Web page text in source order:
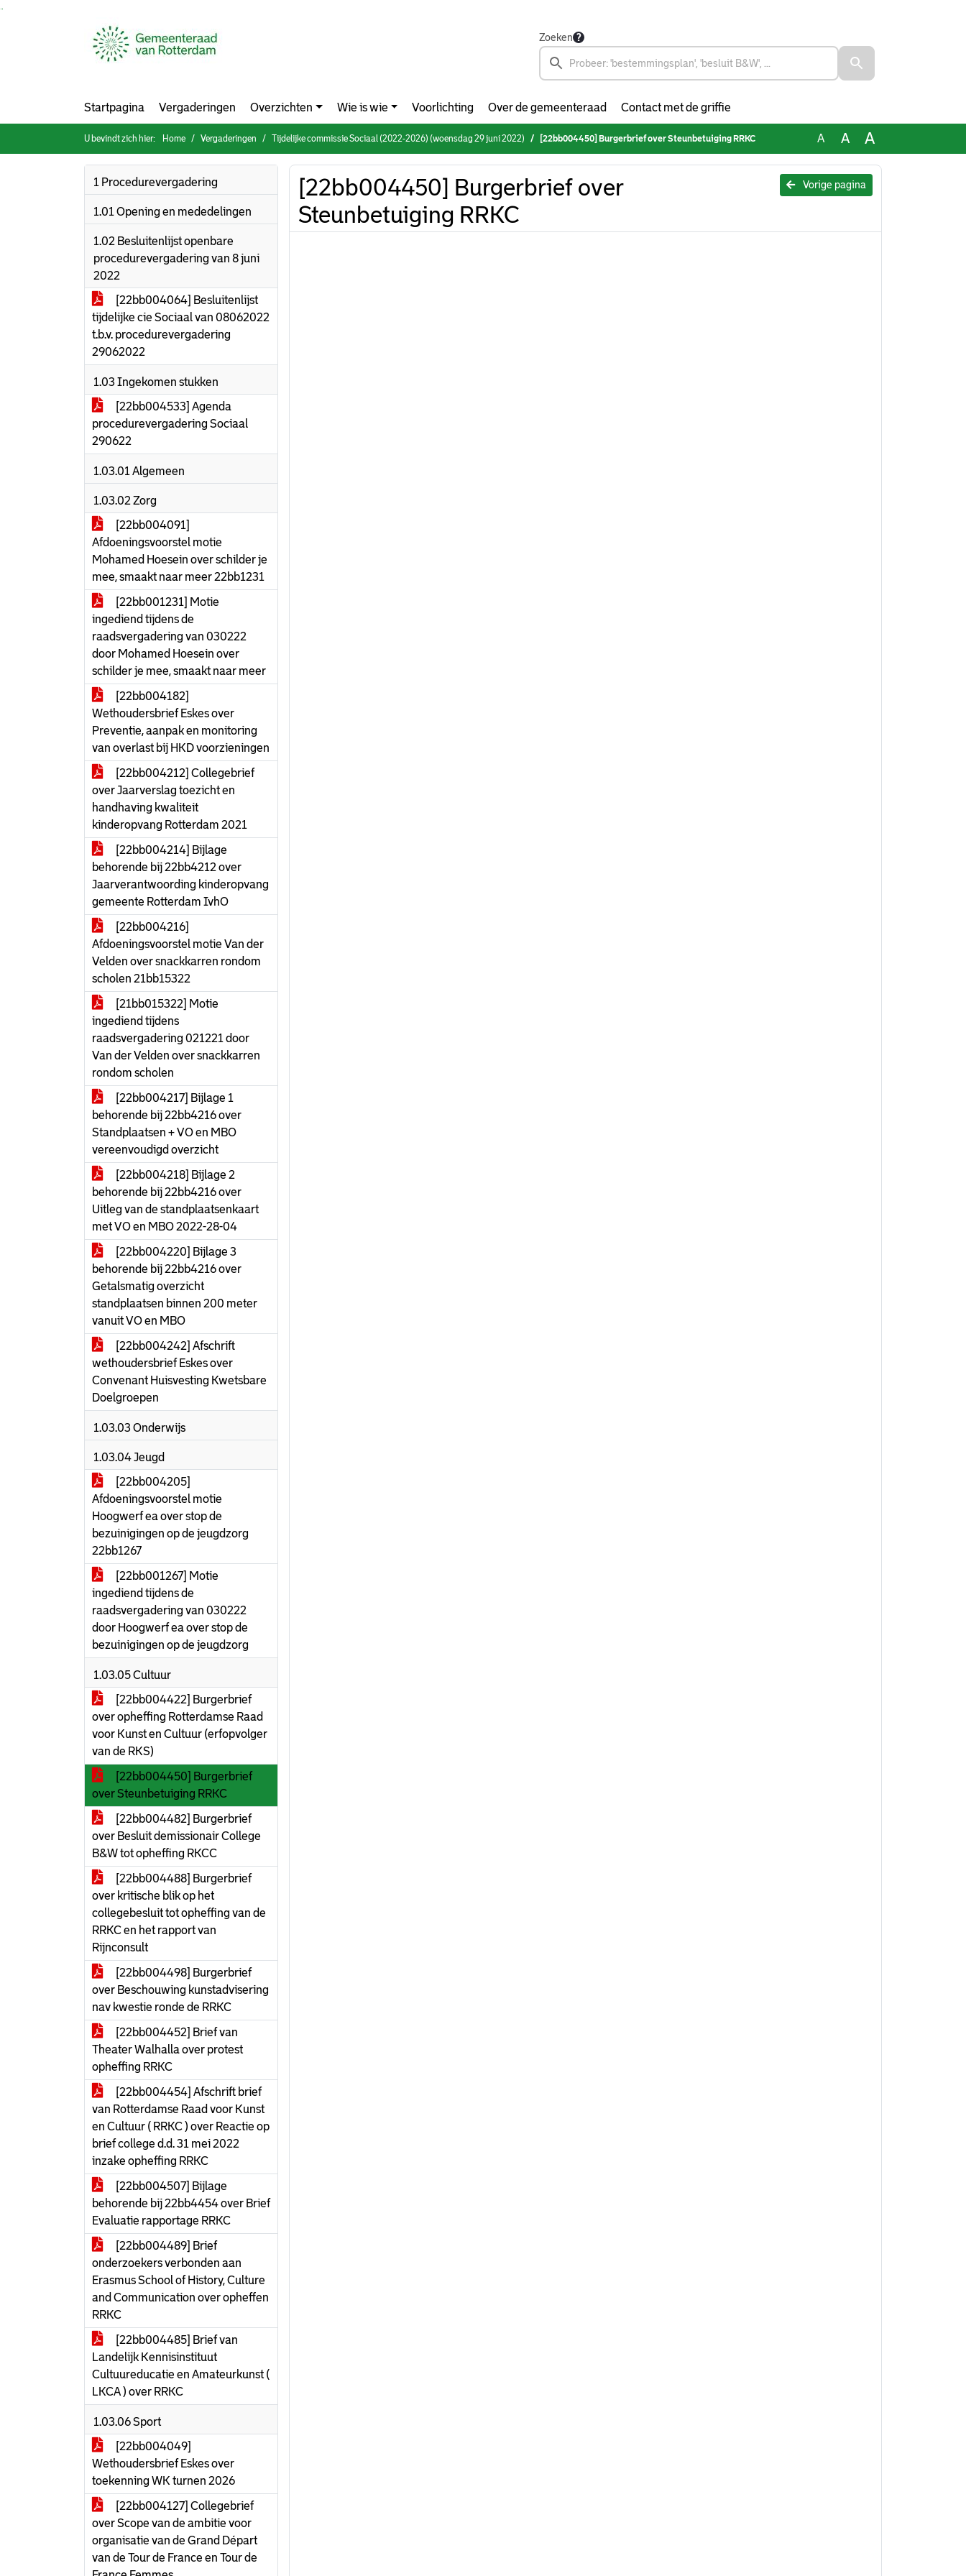
Zoeken
Startpagina Vergaderingen Overzichten Wie is wie Voorlichting Over de gemeenteraad Contact met de griffie
U bevindt zich hier: Home Vergaderingen Tijdelijke commissie Sociaal (2022-2026) (woensdag 29 juni 2022) [22bb004450] Burgerbrief over Steunbetuiging RRKC A A A
1 Procedurevergadering
1.01 Opening en mededelingen
1.02 Besluitenlijst openbare
procedurevergadering van 8 juni
2022
[22bb004064] Besluitenlijst
tijdelijke cie Sociaal van 08062022
t.b.v. procedurevergadering
29062022
1.03 Ingekomen stukken
[22bb004533] Agenda
procedurevergadering Sociaal
290622
1.03.01 Algemeen
1.03.02 Zorg
[22bb004091]
Afdoeningsvoorstel motie
Mohamed Hoesein over schilder je
mee, smaakt naar meer 22bb1231
[22bb001231] Motie
ingediend tijdens de
raadsvergadering van 030222
door Mohamed Hoesein over
schilder je mee, smaakt naar meer
[22bb004182]
Wethoudersbrief Eskes over
Preventie, aanpak en monitoring
van overlast bij HKD voorzieningen
[22bb004212] Collegebrief
over Jaarverslag toezicht en
handhaving kwaliteit
kinderopvang Rotterdam 2021
[22bb004214] Bijlage
behorende bij 22bb4212 over
Jaarverantwoording kinderopvang
gemeente Rotterdam IvhO
[22bb004216]
Afdoeningsvoorstel motie Van der
Velden over snackkarren rondom
scholen 21bb15322
[21bb015322] Motie
ingediend tijdens
raadsvergadering 021221 door
Van der Velden over snackkarren
rondom scholen
[22bb004217] Bijlage 1
behorende bij 22bb4216 over
Standplaatsen + VO en MBO
vereenvoudigd overzicht
[22bb004218] Bijlage 2
behorende bij 22bb4216 over
Uitleg van de standplaatsenkaart
met VO en MBO 2022-28-04
[22bb004220] Bijlage 3
behorende bij 22bb4216 over
Getalsmatig overzicht
standplaatsen binnen 200 meter
vanuit VO en MBO
[22bb004242] Afschrift
wethoudersbrief Eskes over
Convenant Huisvesting Kwetsbare
Doelgroepen
1.03.03 Onderwijs
1.03.04 Jeugd
[22bb004205]
Afdoeningsvoorstel motie
Hoogwerf ea over stop de
bezuinigingen op de jeugdzorg
22bb1267
[22bb001267] Motie
ingediend tijdens de
raadsvergadering van 030222
door Hoogwerf ea over stop de
bezuinigingen op de jeugdzorg
1.03.05 Cultuur
[22bb004422] Burgerbrief
over opheffing Rotterdamse Raad
voor Kunst en Cultuur (erfopvolger
van de RKS)
[22bb004450] Burgerbrief
over Steunbetuiging RRKC
[22bb004482] Burgerbrief
over Besluit demissionair College
B&W tot opheffing RKCC
[22bb004488] Burgerbrief
over kritische blik op het
collegebesluit tot opheffing van de
RRKC en het rapport van
Rijnconsult
[22bb004498] Burgerbrief
over Beschouwing kunstadvisering
nav kwestie ronde de RRKC
[22bb004452] Brief van
Theater Walhalla over protest
opheffing RRKC
[22bb004454] Afschrift brief
van Rotterdamse Raad voor Kunst
en Cultuur ( RRKC ) over Reactie op
brief college d.d. 31 mei 2022
inzake opheffing RRKC
[22bb004507] Bijlage
behorende bij 22bb4454 over Brief
Evaluatie rapportage RRKC
[22bb004489] Brief
onderzoekers verbonden aan
Erasmus School of History, Culture
and Communication over opheffen
RRKC
[22bb004485] Brief van
Landelijk Kennisinstituut
Cultuureducatie en Amateurkunst (
LKCA ) over RRKC
1.03.06 Sport
[22bb004049]
Wethoudersbrief Eskes over
toekenning WK turnen 2026
[22bb004127] Collegebrief
over Scope van de ambitie voor
organisatie van de Grand Départ
van de Tour de France en Tour de
Vorige pagina
[22bb004450] Burgerbrief over
Steunbetuiging RRKC